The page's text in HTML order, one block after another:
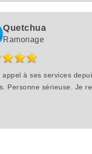
Quetchua
Ramonage
appel à ses services
Personne sérieuse. Je